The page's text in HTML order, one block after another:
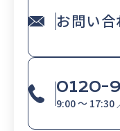
お問い合
0120-
9:00 〜 17:30